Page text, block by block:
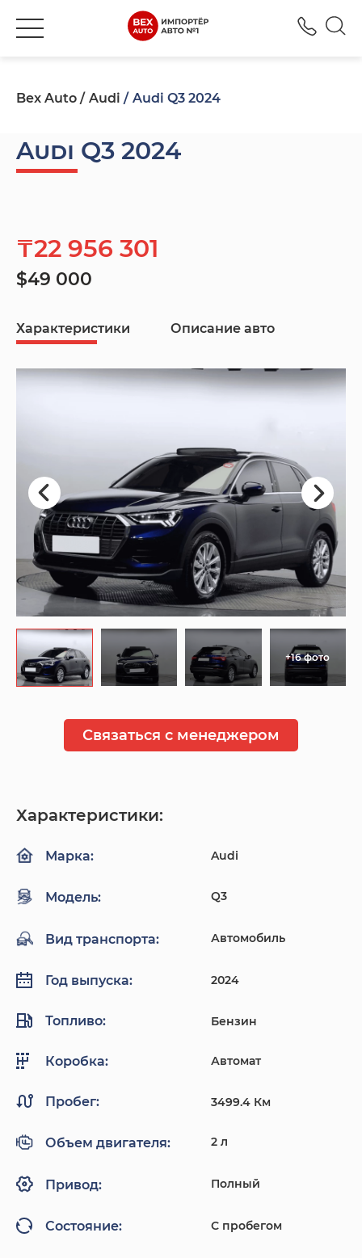
Bex Auto Audi Audi Q3 2024
Audi Q3 2024
₸22 956 301
$49 000
Характеристики Описание авто
+16 фото
Связаться с менеджером
Характеристики:
Марка: Audi
Модель: Q3
Вид транспорта: Автомобиль
Год выпуска: 2024
Топливо: Бензин
Коробка: Автомат
Пробег: 3499.4 Км
Объем двигателя: 2 л
Привод: Полный
Состояние: С пробегом